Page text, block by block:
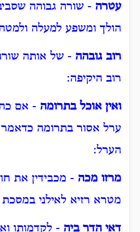
עטרה - שורה גבוהה
הולך ומשפע למעלה
רוב גובהה - של אותה
רוב היקיפה:
ואין אוכל בתרומה - אם
ערל אסור בתרומה
הערל:
מרזו מכה - מכבידין את
מטרא רזיא לאילני
דאי הדר ביה - לקדמותו